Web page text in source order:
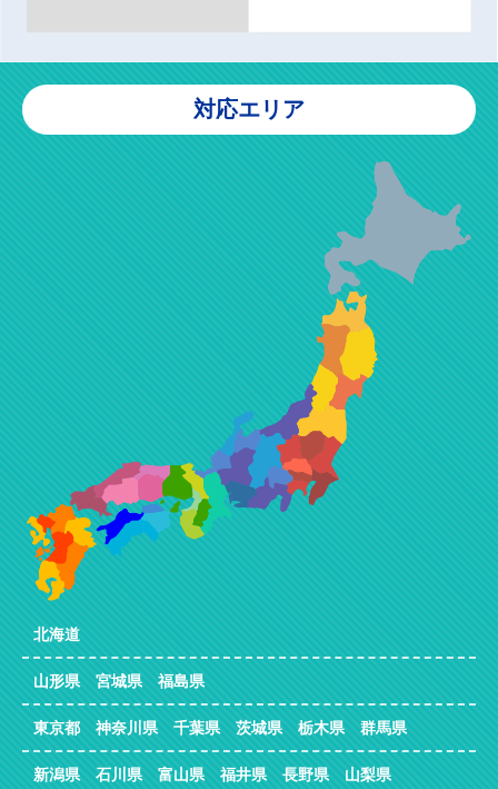
対応エリア
北海道
山形県 宮城県 福島県
東京都 神奈川県 千葉県 茨城県 栃木県 群馬県
新潟県 石川県 富山県 福井県 長野県 山梨県